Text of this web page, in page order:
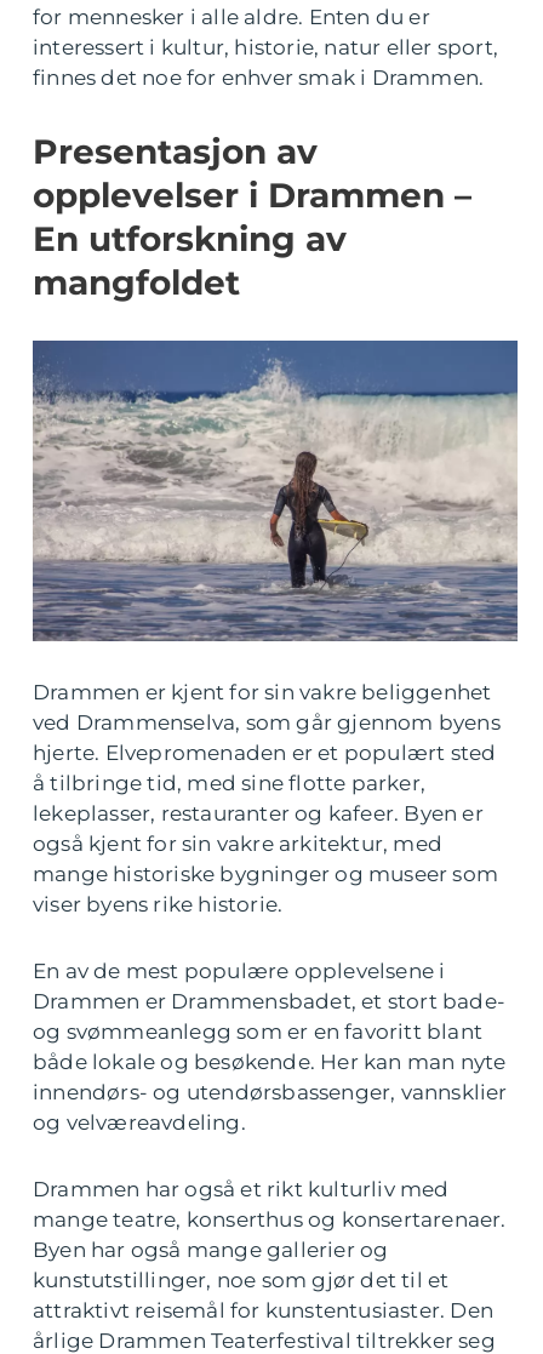
for mennesker i alle aldre. Enten du er
interessert i kultur, historie, natur eller sport,
finnes det noe for enhver smak i Drammen.
Presentasjon av
opplevelser i Drammen –
En utforskning av
mangfoldet
Drammen er kjent for sin vakre beliggenhet
ved Drammenselva, som går gjennom byens
hjerte. Elvepromenaden er et populært sted
å tilbringe tid, med sine flotte parker,
lekeplasser, restauranter og kafeer. Byen er
også kjent for sin vakre arkitektur, med
mange historiske bygninger og museer som
viser byens rike historie.
En av de mest populære opplevelsene i
Drammen er Drammensbadet, et stort bade-
og svømmeanlegg som er en favoritt blant
både lokale og besøkende. Her kan man nyte
innendørs- og utendørsbassenger, vannsklier
og velværeavdeling.
Drammen har også et rikt kulturliv med
mange teatre, konserthus og konsertarenaer.
Byen har også mange gallerier og
kunstutstillinger, noe som gjør det til et
attraktivt reisemål for kunstentusiaster. Den
årlige Drammen Teaterfestival tiltrekker seg